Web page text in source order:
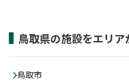
鳥取県の施設をエリア
鳥取市